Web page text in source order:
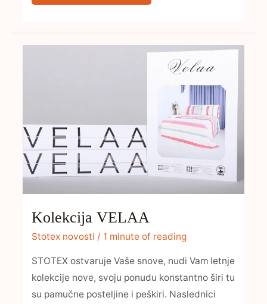
Kolekcija VELAA
Stotex novosti / 1 minute of reading
STOTEX ostvaruje Vaše snove, nudi Vam letnje
kolekcije nove, svoju ponudu konstantno širi tu
su pamučne posteljine i peškiri. Naslednici
KOLEKCIJA